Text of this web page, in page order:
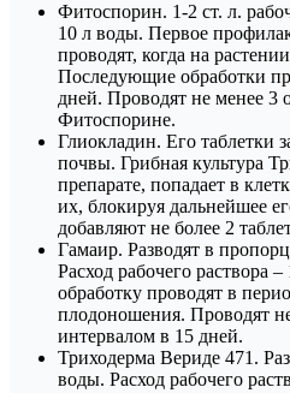
Фитоспорин. 1-2 ст. л.
10 л воды. Первое
проводят, когда на
Последующие обработки
дней. Проводят не менее 3
Фитоспорине.
Глиокладин. Его таблетки
почвы. Грибная культура
препарате, попадает в
их, блокируя дальнейшее
добавляют не более 2
Гамаир. Разводят в
Расход рабочего раствора
обработку проводят в
плодоношения. Проводят
интервалом в 15 дней.
Триходерма Вериде 471.
воды. Расход рабочего